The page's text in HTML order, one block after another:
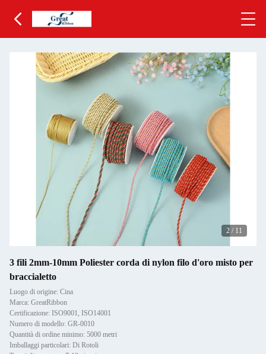
2 / 11
3 fili 2mm-10mm Poliester corda di nylon filo d'oro misto per
braccialetto
Luogo di origine: Cina
Marca: GreatRibbon
Certificazione: ISO9001, ISO14001
Numero di modello: GR-0010
Quantità di ordine minimo: 5000 metri
Imballaggi particolari: Di Rotoli